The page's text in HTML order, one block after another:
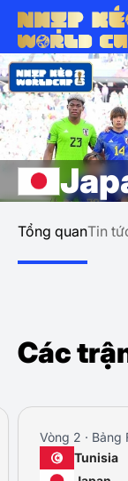
Tổng quanTin
Các
Vòng 2 · Bảng
Tunisia